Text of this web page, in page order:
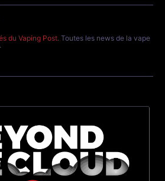
du Vaping Post. Toutes les news de la vape